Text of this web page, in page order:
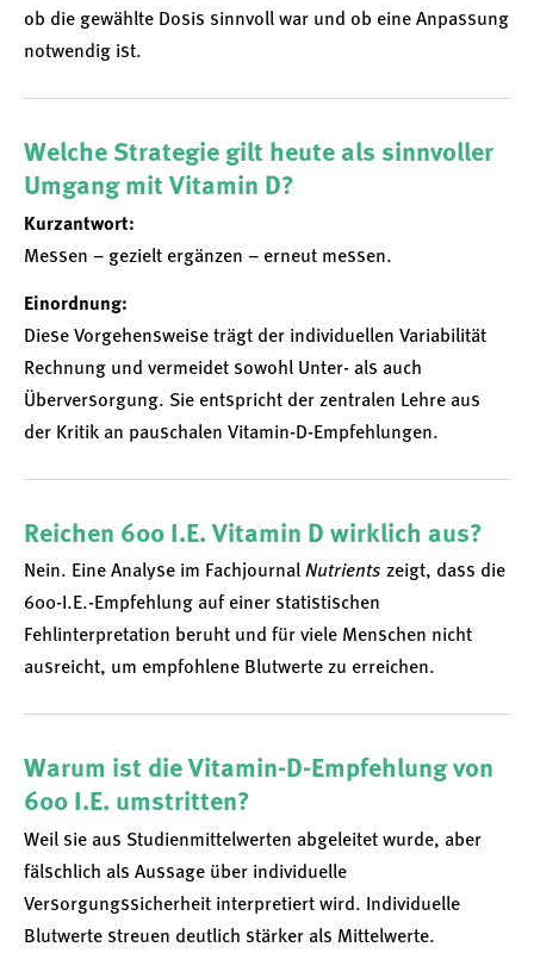
ob die gewählte Dosis sinnvoll war und ob eine Anpassung
notwendig ist.
Welche Strategie gilt heute als sinnvoller
Umgang mit Vitamin D?
Kurzantwort:
Messen – gezielt ergänzen – erneut messen.
Einordnung:
Diese Vorgehensweise trägt der individuellen Variabilität
Rechnung und vermeidet sowohl Unter- als auch
Überversorgung. Sie entspricht der zentralen Lehre aus
der Kritik an pauschalen Vitamin-D-Empfehlungen.
Reichen 600 I.E. Vitamin D wirklich aus?
Nein. Eine Analyse im Fachjournal Nutrients zeigt, dass die
600-I.E.-Empfehlung auf einer statistischen
Fehlinterpretation beruht und für viele Menschen nicht
ausreicht, um empfohlene Blutwerte zu erreichen.
Warum ist die Vitamin-D-Empfehlung von
600 I.E. umstritten?
Weil sie aus Studienmittelwerten abgeleitet wurde, aber
fälschlich als Aussage über individuelle
Versorgungssicherheit interpretiert wird. Individuelle
Blutwerte streuen deutlich stärker als Mittelwerte.